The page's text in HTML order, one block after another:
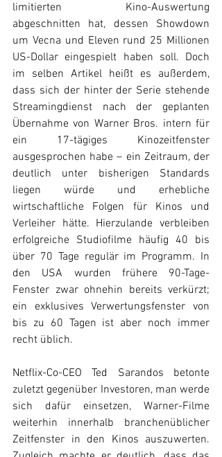
limitierten Kino-Auswertung
abgeschnitten hat, dessen Showdown
um Vecna und Eleven rund 25 Millionen
US-Dollar eingespielt haben soll. Doch
im selben Artikel heißt es außerdem,
dass sich der hinter der Serie stehende
Streamingdienst nach der geplanten
Übernahme von Warner Bros. intern für
ein 17-tägiges Kinozeitfenster
ausgesprochen habe – ein Zeitraum, der
deutlich unter bisherigen Standards
liegen würde und erhebliche
wirtschaftliche Folgen für Kinos und
Verleiher hätte. Hierzulande verbleiben
erfolgreiche Studiofilme häufig 40 bis
über 70 Tage regulär im Programm. In
den USA wurden frühere 90-Tage-
Fenster zwar ohnehin bereits verkürzt;
ein exklusives Verwertungsfenster von
bis zu 60 Tagen ist aber noch immer
recht üblich.
Netflix-Co-CEO Ted Sarandos betonte
zuletzt gegenüber Investoren, man werde
sich dafür einsetzen, Warner-Filme
weiterhin innerhalb branchenüblicher
Zeitfenster in den Kinos auszuwerten.